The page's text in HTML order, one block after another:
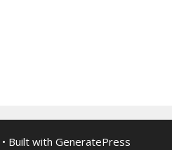
• Built with GeneratePress